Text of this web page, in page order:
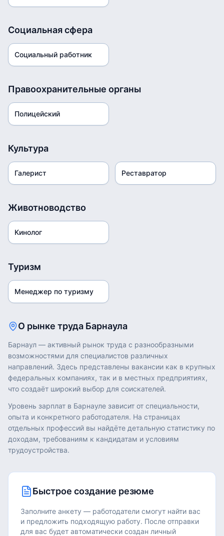
Социальная сфера
Социальный работник
Правоохранительные органы
Полицейский
Культура
Галерист Реставратор
Животноводство
Кинолог
Туризм
Менеджер по туризму
О рынке труда Барнаула
Барнаул — активный рынок труда с разнообразными
возможностями для специалистов различных
направлений. Здесь представлены вакансии как в крупных
федеральных компаниях, так и в местных предприятиях,
что создаёт широкий выбор для соискателей.
Уровень зарплат в Барнауле зависит от специальности,
опыта и конкретного работодателя. На страницах
отдельных профессий вы найдёте детальную статистику по
доходам, требованиям к кандидатам и условиям
трудоустройства.
Быстрое создание резюме
Заполните анкету — работодатели смогут найти вас
и предложить подходящую работу. После отправки
для вас будет автоматически создан личный